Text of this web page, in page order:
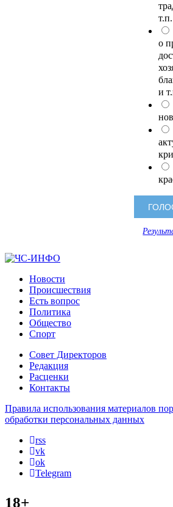
т.п.
о
и
Новости
Происшествия
Есть вопрос
Политика
Общество
Спорт
Совет Директоров
Редакция
Расценки
Контакты
Правила использования материалов
обработки персональных данных
rss
vk
ok
Telegram
18+